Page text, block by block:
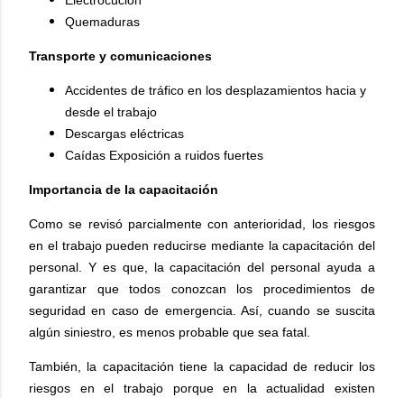
Quemaduras
Transporte y comunicaciones
Accidentes de tráfico en los desplazamientos hacia y
desde el trabajo
Descargas eléctricas
Caídas Exposición a ruidos fuertes
Importancia de la capacitación
Como se revisó parcialmente con anterioridad, los riesgos
en el trabajo pueden reducirse mediante la capacitación del
personal. Y es que, la capacitación del personal ayuda a
garantizar que todos conozcan los procedimientos de
seguridad en caso de emergencia. Así, cuando se suscita
algún siniestro, es menos probable que sea fatal.
También, la capacitación tiene la capacidad de reducir los
riesgos en el trabajo porque en la actualidad existen